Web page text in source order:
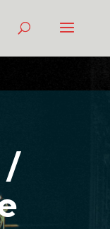
/